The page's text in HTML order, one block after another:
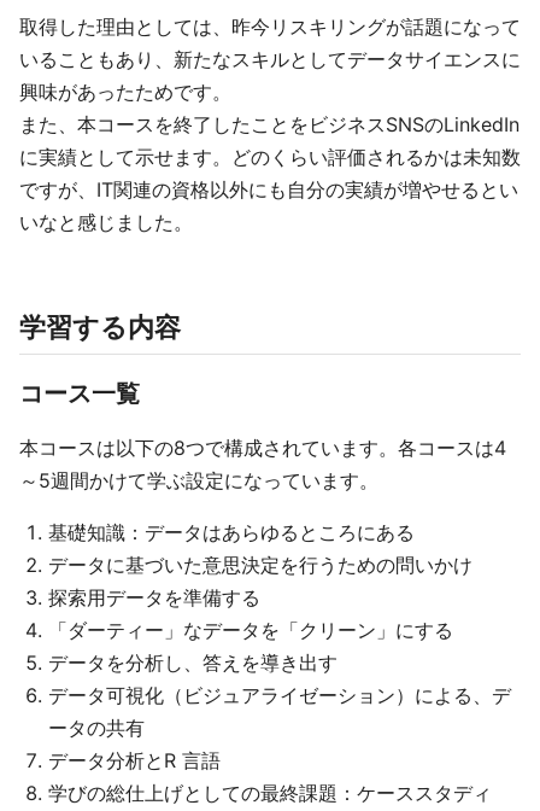
取得した理由としては、昨今リスキリングが話題になって
いることもあり、新たなスキルとしてデータサイエンスに
興味があったためです。
また、本コースを終了したことをビジネスSNSのLinkedIn
に実績として示せます。どのくらい評価されるかは未知数
ですが、IT関連の資格以外にも自分の実績が増やせるとい
いなと感じました。
学習する内容
コース一覧
本コースは以下の8つで構成されています。各コースは4
～5週間かけて学ぶ設定になっています。
基礎知識：データはあらゆるところにある
データに基づいた意思決定を行うための問いかけ
探索用データを準備する
「ダーティー」なデータを「クリーン」にする
データを分析し、答えを導き出す
データ可視化（ビジュアライゼーション）による、デ
ータの共有
データ分析とR 言語
学びの総仕上げとしての最終課題：ケーススタディ